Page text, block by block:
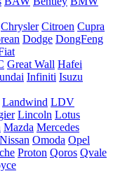
Chrysler Citroen Cupra
Dodge DongFeng
Great Wall Hafei
Infiniti Isuzu
Landwind LDV
Lincoln Lotus
Mazda Mercedes
Nissan Omoda Opel
Proton Qoros Qvale